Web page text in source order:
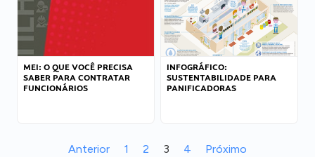
MEI: O QUE VOCÊ PRECISA
SABER PARA CONTRATAR
FUNCIONÁRIOS
INFOGRÁFICO:
SUSTENTABILIDADE PARA
PANIFICADORAS
Anterior 1 2 3 4 Próximo